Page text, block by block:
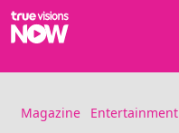
True AF2026
NOW ENT
Magazine Entertainment